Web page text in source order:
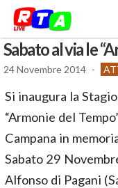
Sabato al via le
24 Novembre 2014 -
Si inaugura la
“Armonie del
Campana in
Sabato 29
Alfonso di Pagani